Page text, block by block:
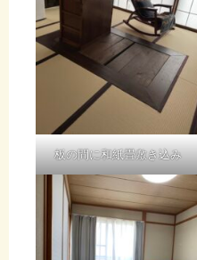
板の間に和紙畳敷き込み